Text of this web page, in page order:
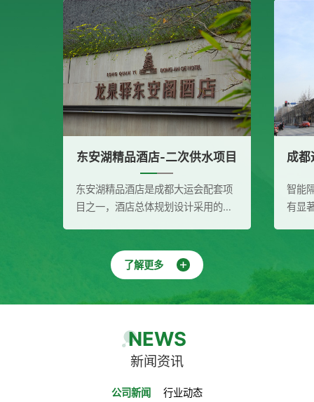
智能隔油提升设备在废水处理领域具
有显著的作用和优势。它能够高效地
分离污水中的油脂和杂质，实现污水
并保护环境。同时，该设备还具有广
泛的应用领域和多重效益，为废水处
理行业带来了新的发展机遇。
了解更多
NEWS
新闻资讯
公司新闻 行业动态